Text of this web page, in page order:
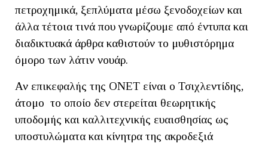
πετροχημικά, ξεπλύματα μέσω ξενοδοχείων και
άλλα τέτοια τινά που γνωρίζουμε από έντυπα και
διαδικτυακά άρθρα καθιστούν το μυθιστόρημα
όμορο των λάτιν νουάρ.
Αν επικεφαλής της ΟΝΕΤ είναι ο Τσιχλεντίδης,
άτομο το οποίο δεν στερείται θεωρητικής
υποδομής και καλλιτεχνικής ευαισθησίας ως
υποστυλώματα και κίνητρα της ακροδεξιά